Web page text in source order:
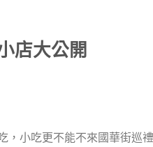
店大公開
，小吃更不能不來國華街巡